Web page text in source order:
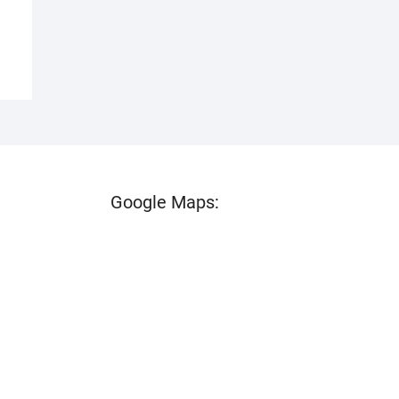
Google Maps: